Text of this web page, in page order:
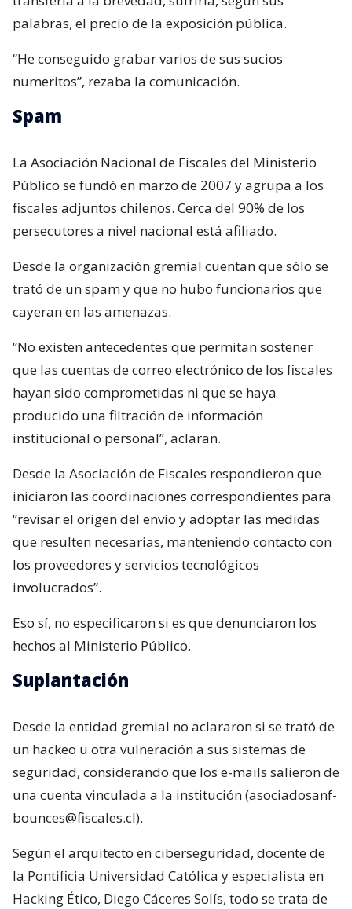
palabras, el precio de la exposición pública.
“He conseguido grabar varios de sus sucios
numeritos”, rezaba la comunicación.
Spam
La Asociación Nacional de Fiscales del Ministerio
Público se fundó en marzo de 2007 y agrupa a los
fiscales adjuntos chilenos. Cerca del 90% de los
persecutores a nivel nacional está afiliado.
Desde la organización gremial cuentan que sólo se
trató de un spam y que no hubo funcionarios que
cayeran en las amenazas.
“No existen antecedentes que permitan sostener
que las cuentas de correo electrónico de los fiscales
hayan sido comprometidas ni que se haya
producido una filtración de información
institucional o personal”, aclaran.
Desde la Asociación de Fiscales respondieron que
iniciaron las coordinaciones correspondientes para
“revisar el origen del envío y adoptar las medidas
que resulten necesarias, manteniendo contacto con
los proveedores y servicios tecnológicos
involucrados”.
Eso sí, no especificaron si es que denunciaron los
hechos al Ministerio Público.
Suplantación
Desde la entidad gremial no aclararon si se trató de
un hackeo u otra vulneración a sus sistemas de
seguridad, considerando que los e-mails salieron de
una cuenta vinculada a la institución (asociadosanf-
bounces@fiscales.cl).
Según el arquitecto en ciberseguridad, docente de
la Pontificia Universidad Católica y especialista en
Hacking Ético, Diego Cáceres Solís, todo se trata de